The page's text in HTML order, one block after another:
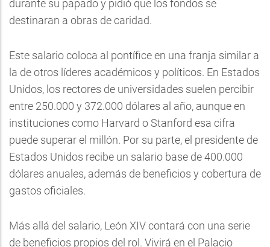
durante su papado y pidió que los fondos se
destinaran a obras de caridad.
Este salario coloca al pontífice en una franja similar a
la de otros líderes académicos y políticos. En Estados
Unidos, los rectores de universidades suelen percibir
entre 250.000 y 372.000 dólares al año, aunque en
instituciones como Harvard o Stanford esa cifra
puede superar el millón. Por su parte, el presidente de
Estados Unidos recibe un salario base de 400.000
dólares anuales, además de beneficios y cobertura de
gastos oficiales.
Más allá del salario, León XIV contará con una serie
de beneficios propios del rol. Vivirá en el Palacio